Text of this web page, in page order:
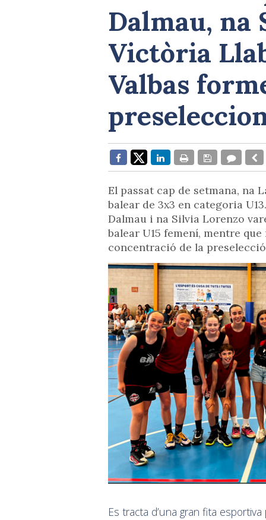
Dalmau, na
Victòria
Valbas
El passat cap de setmana, na
balear de 3x3 en categoria
Dalmau i na Silvia Lorenzo
balear U15 femení, mentre
concentració de la
Es tracta d’una gran fita